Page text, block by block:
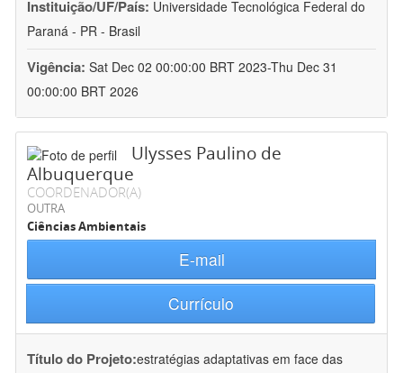
Instituição/UF/País: Universidade Tecnológica Federal do
Paraná - PR - Brasil
Vigência: Sat Dec 02 00:00:00 BRT 2023-Thu Dec 31
00:00:00 BRT 2026
Ulysses Paulino de
Albuquerque
COORDENADOR(A)
OUTRA
Ciências Ambientais
E-mail
Currículo
Título do Projeto:estratégias adaptativas em face das